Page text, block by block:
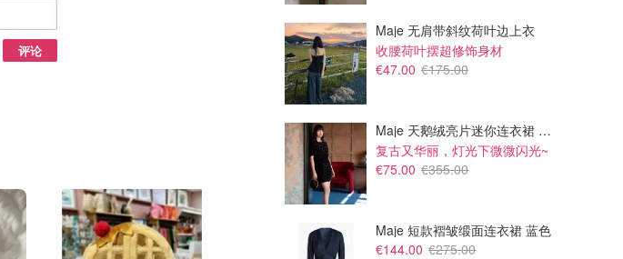
评论
Maje 无肩带斜纹荷叶边上衣
收腰荷叶摆超修饰身材
€47.00 €175.00
Maje 天鹅绒亮片迷你连衣裙 黑色
复古又华丽，灯光下微微闪光~
€75.00 €355.00
Maje 短款褶皱缎面连衣裙 蓝色
€144.00 €275.00